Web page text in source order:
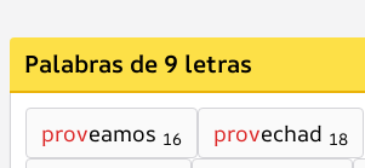
Palabras de 9 letras
proveamos 16 provechad 18